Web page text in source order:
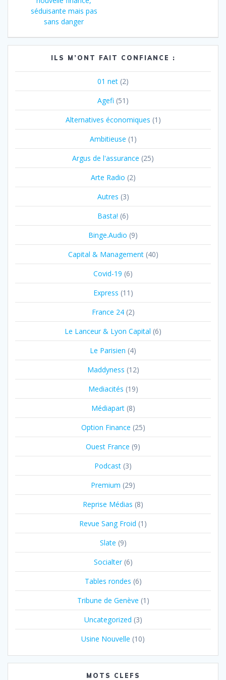
l’article
:
séduisante mais pas
sans danger
ILS M’ONT FAIT CONFIANCE :
01 net (2)
Agefi (51)
Alternatives économiques (1)
Ambitieuse (1)
Argus de l'assurance (25)
Arte Radio (2)
Autres (3)
Basta! (6)
Binge.Audio (9)
Capital & Management(40)
Covid-19 (6)
Express (11)
France 24(2)
Le Lanceur & Lyon Capital (6)
Le Parisien (4)
Maddyness (12)
Mediacités (19)
Médiapart(8)
Option Finance (25)
Ouest France (9)
Podcast (3)
Premium (29)
Reprise Médias (8)
Revue Sang Froid (1)
Slate (9)
Socialter(6)
Tables rondes (6)
Tribune de Genève (1)
Uncategorized (3)
Usine Nouvelle (10)
MOTS CLEFS